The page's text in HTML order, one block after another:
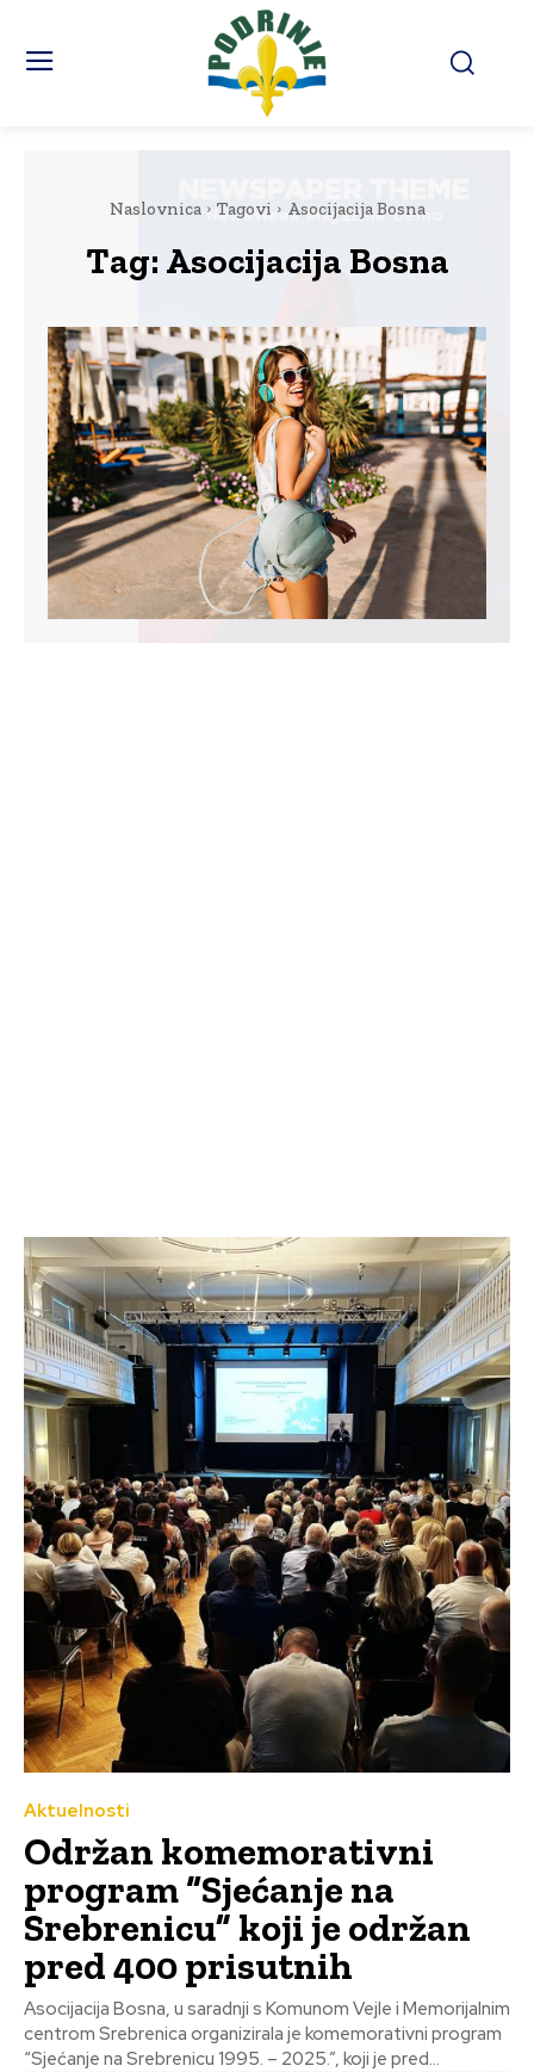
Naslovnica Tagovi Asocijacija Bosna
Tag: Asocijacija Bosna
Aktuelnosti
Održan komemorativni
program “Sjećanje na
Srebrenicu” koji je održan
pred 400 prisutnih
Asocijacija Bosna, u saradnji s Komunom Vejle i Memorijalnim
centrom Srebrenica organizirala je komemorativni program
“Sjećanje na Srebrenicu 1995. – 2025.”, koji je pred...